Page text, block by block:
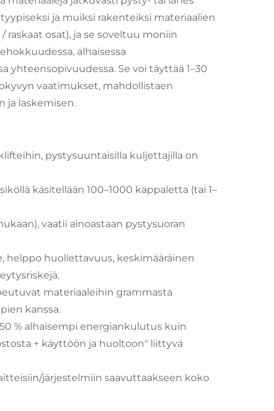
ja muiksi rakenteiksi materiaalien
osat), ja se soveltuu moniin
alhaisessa
Se voi täyttää 1–30
vaatimukset, mahdollistaen
ja laskemisen.
pystysuuntaisilla kuljettajilla on
käsitellään 100–1000 kappaletta (tai 1–
vaatii ainoastaan pystysuoran
helppo huollettavuus, keskimääräinen
materiaaleihin grammasta
kanssa.
% alhaisempi energiankulutus kuin
+ käyttöön ja huoltoon" liittyvä
järjestelmiin saavuttaakseen koko